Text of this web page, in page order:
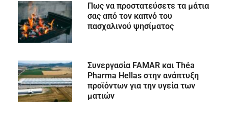
Πως να προστατεύσετε τα μάτια
σας από τον καπνό του
πασχαλινού ψησίματος
Συνεργασία FAMAR και Théa
Pharma Hellas στην ανάπτυξη
προϊόντων για την υγεία των
ματιών